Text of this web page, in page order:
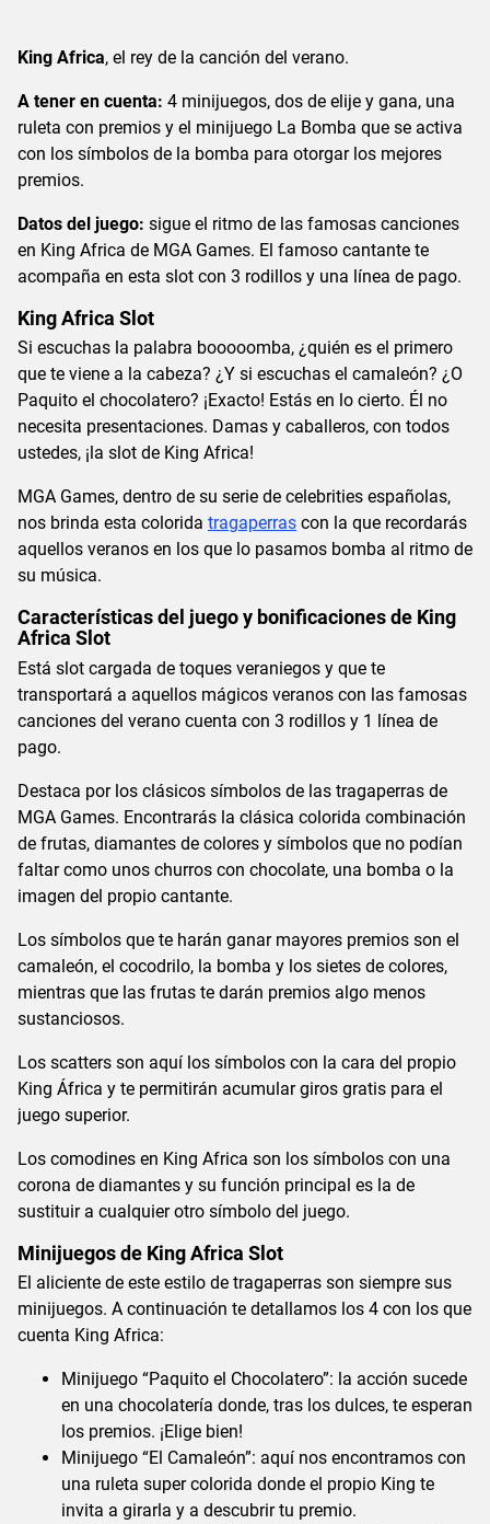
King Africa, el rey de la canción del verano.
A tener en cuenta: 4 minijuegos, dos de elije y gana, una
ruleta con premios y el minijuego La Bomba que se activa
con los símbolos de la bomba para otorgar los mejores
premios.
Datos del juego: sigue el ritmo de las famosas canciones
en King Africa de MGA Games. El famoso cantante te
acompaña en esta slot con 3 rodillos y una línea de pago.
King Africa Slot
Si escuchas la palabra booooomba, ¿quién es el primero
que te viene a la cabeza? ¿Y si escuchas el camaleón? ¿O
Paquito el chocolatero? ¡Exacto! Estás en lo cierto. Él no
necesita presentaciones. Damas y caballeros, con todos
ustedes, ¡la slot de King Africa!
MGA Games, dentro de su serie de celebrities españolas,
nos brinda esta colorida tragaperras con la que recordarás
aquellos veranos en los que lo pasamos bomba al ritmo de
su música.
Características del juego y bonificaciones de King
Africa Slot
Está slot cargada de toques veraniegos y que te
transportará a aquellos mágicos veranos con las famosas
canciones del verano cuenta con 3 rodillos y 1 línea de
pago.
Destaca por los clásicos símbolos de las tragaperras de
MGA Games. Encontrarás la clásica colorida combinación
de frutas, diamantes de colores y símbolos que no podían
faltar como unos churros con chocolate, una bomba o la
imagen del propio cantante.
Los símbolos que te harán ganar mayores premios son el
camaleón, el cocodrilo, la bomba y los sietes de colores,
mientras que las frutas te darán premios algo menos
sustanciosos.
Los scatters son aquí los símbolos con la cara del propio
King África y te permitirán acumular giros gratis para el
juego superior.
Los comodines en King Africa son los símbolos con una
corona de diamantes y su función principal es la de
sustituir a cualquier otro símbolo del juego.
Minijuegos de King Africa Slot
El aliciente de este estilo de tragaperras son siempre sus
minijuegos. A continuación te detallamos los 4 con los que
cuenta King Africa:
Minijuego “Paquito el Chocolatero”: la acción sucede
en una chocolatería donde, tras los dulces, te esperan
los premios. ¡Elige bien!
Minijuego “El Camaleón”: aquí nos encontramos con
una ruleta super colorida donde el propio King te
invita a girarla y a descubrir tu premio.